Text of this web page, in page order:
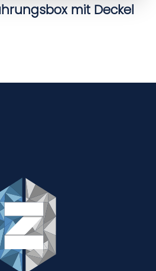
mit Deckel